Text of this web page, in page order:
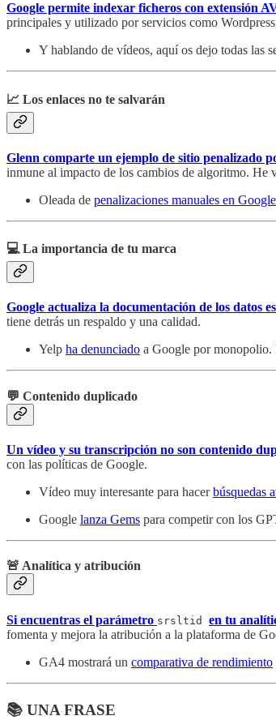
Google permite indexar ficheros con extensión
principales y utilizado por servicios como
Y hablando de vídeos, aquí os dejo todas las
📈 Los enlaces no te salvarán
Glenn comparte un ejemplo de sitio penalizado
inmune al impacto de los cambios de algoritmo. He
Oleada de penalizaciones manuales en
💻 La importancia de tu marca
Google actualiza la documentación de los datos
tiene detrás un respaldo y una calidad.
Yelp ha denunciado a Google por monopolio.
💬 Contenido duplicado
Un vídeo y su transcripción no son contenido
con las políticas de Google.
Vídeo muy interesante para hacerbúsquedas
Google lanza Gems para competir con los
🚨 Analítica y atribución
Si encuentras el parámetro srsltid en tu
fomenta y mejora la atribución a la plataforma de
GA4 mostrará un comparativa de rendimiento
📚 UNA FRASE